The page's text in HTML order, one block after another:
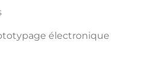
électronique